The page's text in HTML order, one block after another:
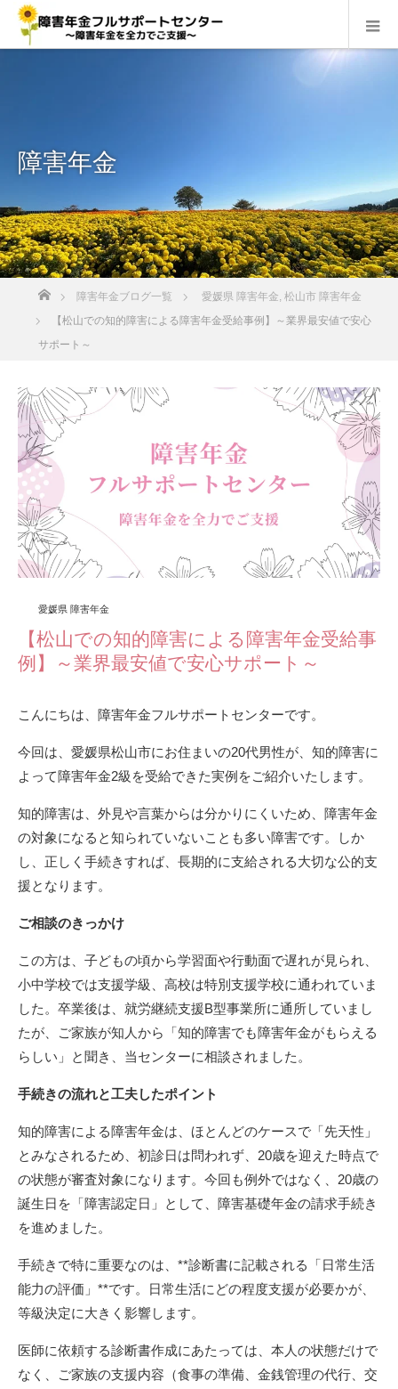
障害年金
障害年金ブログ一覧 愛媛県 障害年金 松山市 障害年金
【松山での知的障害による障害年金受給事例】～業界最安値で安心
サポート～
愛媛県 障害年金
【松山での知的障害による障害年金受給事
例】～業界最安値で安心サポート～
こんにちは、障害年金フルサポートセンターです。
今回は、愛媛県松山市にお住まいの20代男性が、知的障害に
よって障害年金2級を受給できた実例をご紹介いたします。
知的障害は、外見や言葉からは分かりにくいため、障害年金
の対象になると知られていないことも多い障害です。しか
し、正しく手続きすれば、長期的に支給される大切な公的支
援となります。
ご相談のきっかけ
この方は、子どもの頃から学習面や行動面で遅れが見られ、
小中学校では支援学級、高校は特別支援学校に通われていま
した。卒業後は、就労継続支援B型事業所に通所していまし
たが、ご家族が知人から「知的障害でも障害年金がもらえる
らしい」と聞き、当センターに相談されました。
手続きの流れと工夫したポイント
知的障害による障害年金は、ほとんどのケースで「先天性」
とみなされるため、初診日は問われず、20歳を迎えた時点で
の状態が審査対象になります。今回も例外ではなく、20歳の
誕生日を「障害認定日」として、障害基礎年金の請求手続き
を進めました。
手続きで特に重要なのは、**診断書に記載される「日常生活
能力の評価」**です。日常生活にどの程度支援が必要かが、
等級決定に大きく影響します。
医師に依頼する診断書作成にあたっては、本人の状態だけで
なく、ご家族の支援内容（食事の準備、金銭管理の代行、交